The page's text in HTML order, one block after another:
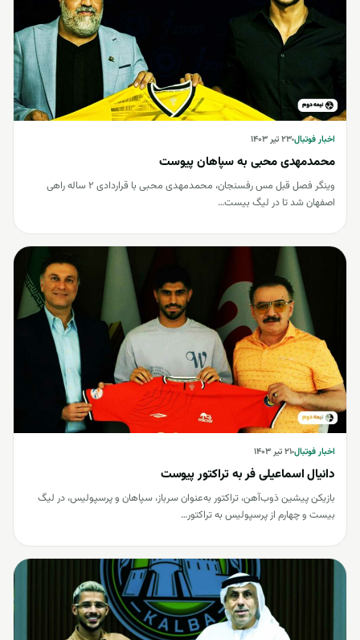
اخبار فوتبال۲۳ تیر ۱۴۰۳
محمدمهدی محبی به سپاهان پیوست
وینگر فصل قبل مس رفسنجان، محمدمهدی محبی با قراردادی 2 ساله راهی
اصفهان شد تا در لیگ بیست…
اخبار فوتبال
اخبار فوتبال۲۱ تیر ۱۴۰۳
دانیال اسماعیلی فر به تراکتور پیوست
بازیکن پیشین ذوب‌آهن، تراکتور به‌عنوان سرباز، سپاهان و پرسپولیس، در لیگ
بیست و چهارم از پرسپولیس به تراکتور…